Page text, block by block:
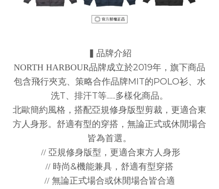
▍品牌介紹
NORTH HARBOUR品牌成立於2019年，旗下商品
包含飛行夾克、策略合作品牌MIT的POLO衫、水
洗T、排汗T等......多樣化商品。
北歐簡約風格，搭配亞規修身版型剪裁，更適合東
方人身形。 舒適有型的穿搭，無論正式或休閒場合
皆為首選。
// 亞規修身版型，更適合東方人身形
// 時尚&機能兼具，舒適有型穿搭
// 無論正式場合或休閒場合皆合適